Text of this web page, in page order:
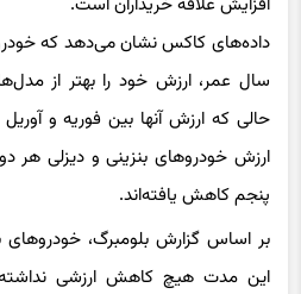
داده‌های کاکس نشان می‌دهد که
سال عمر، ارزش خود را بهتر از
ارزش خودروهای بنزینی و دیزلی
پنجم کاهش یافته‌اند.
بر اساس گزارش بلومبرگ، خودروهای
این مدت هیچ کاهش ارزشی